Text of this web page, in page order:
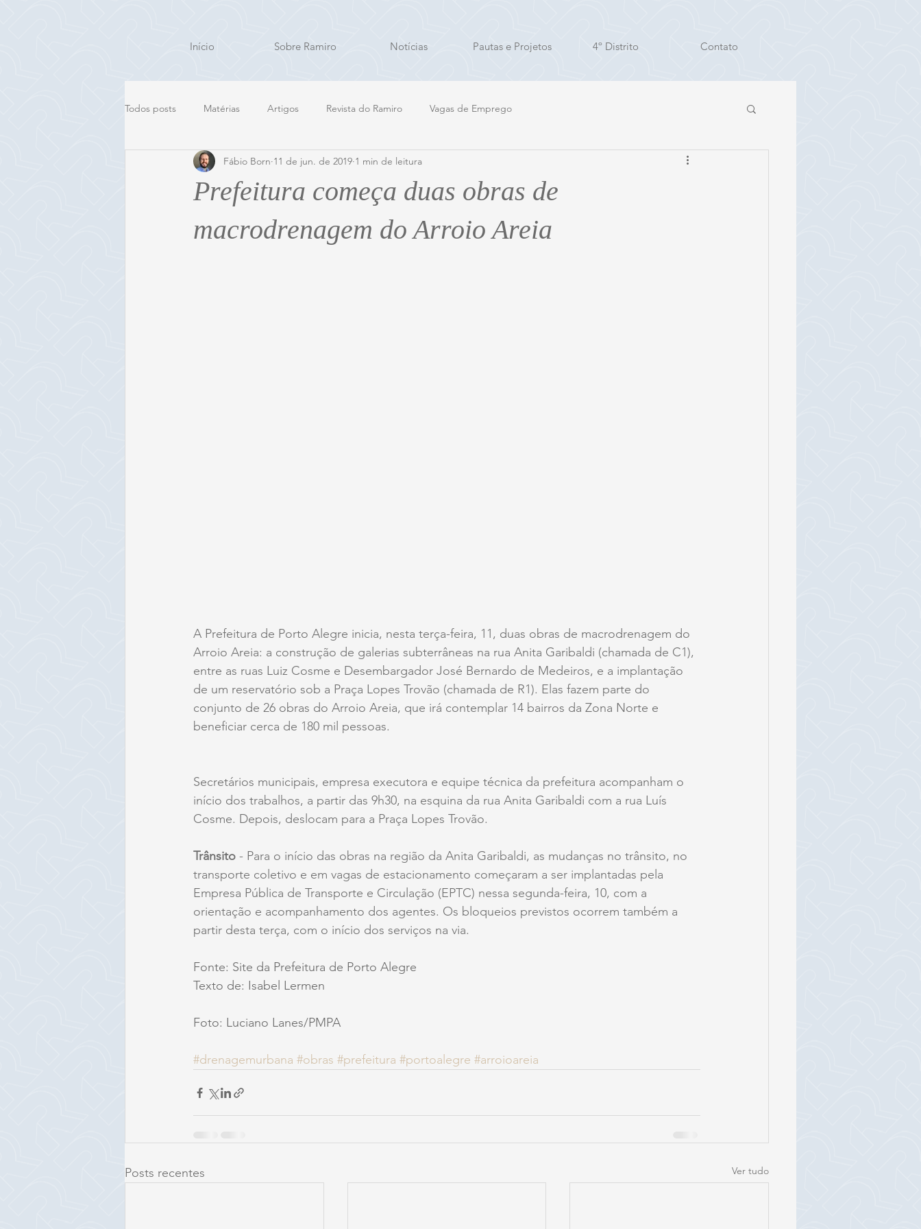
Início Sobre Ramiro Notícias Pautas e Projetos 4º Distrito Contato
Todos posts Matérias Artigos Revista do Ramiro Vagas de Emprego
Prefeitura começa duas obras de
macrodrenagem do Arroio Areia
Fábio Born 11 de jun. de 2019 1 min de leitura
A Prefeitura de Porto Alegre inicia, nesta terça-feira, 11, duas obras de macrodrenagem do
Arroio Areia: a construção de galerias subterrâneas na rua Anita Garibaldi (chamada de C1),
entre as ruas Luiz Cosme e Desembargador José Bernardo de Medeiros, e a implantação
de um reservatório sob a Praça Lopes Trovão (chamada de R1). Elas fazem parte do
conjunto de 26 obras do Arroio Areia, que irá contemplar 14 bairros da Zona Norte e
beneficiar cerca de 180 mil pessoas.
Secretários municipais, empresa executora e equipe técnica da prefeitura acompanham o
início dos trabalhos, a partir das 9h30, na esquina da rua Anita Garibaldi com a rua Luís
Cosme. Depois, deslocam para a Praça Lopes Trovão.
Trânsito - Para o início das obras na região da Anita Garibaldi, as mudanças no trânsito, no
transporte coletivo e em vagas de estacionamento começaram a ser implantadas pela
Empresa Pública de Transporte e Circulação (EPTC) nessa segunda-feira, 10, com a
orientação e acompanhamento dos agentes. Os bloqueios previstos ocorrem também a
partir desta terça, com o início dos serviços na via.
Fonte: Site da Prefeitura de Porto Alegre
Texto de: Isabel Lermen
Foto: Luciano Lanes/PMPA
#drenagemurbana #obras #prefeitura #portoalegre #arroioareia
Posts recentes Ver tudo